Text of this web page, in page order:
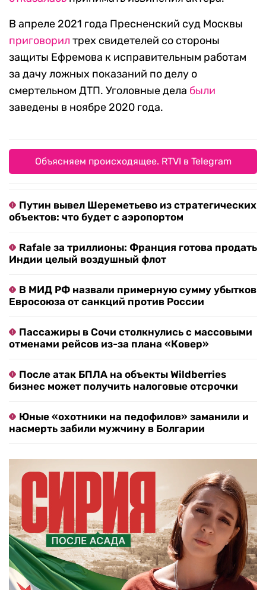
В апреле 2021 года Пресненский суд Москвы
приговорил трех свидетелей со стороны
защиты Ефремова к исправительным работам
за дачу ложных показаний по делу о
смертельном ДТП. Уголовные дела были
заведены в ноябре 2020 года.
Объясняем происходящее. RTVI в Telegram
Путин вывел Шереметьево из стратегических
объектов: что будет с аэропортом
Rafale за триллионы: Франция готова продать
Индии целый воздушный флот
В МИД РФ назвали примерную сумму убытков
Евросоюза от санкций против России
Пассажиры в Сочи столкнулись с массовыми
отменами рейсов из-за плана «Ковер»
После атак БПЛА на объекты Wildberries
бизнес может получить налоговые отсрочки
Юные «охотники на педофилов» заманили и
насмерть забили мужчину в Болгарии